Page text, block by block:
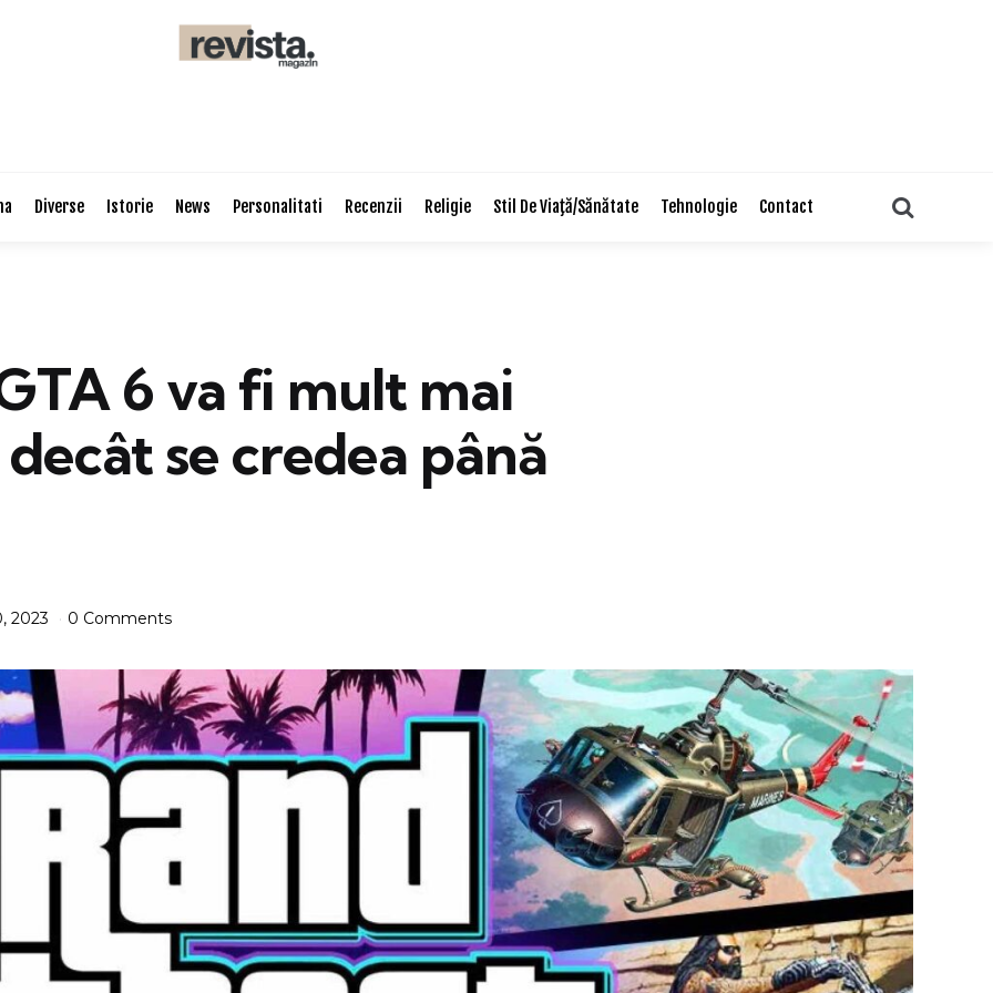
Diverse Istorie News Personalitati Recenzii Religie Stil De Viaţă/Sănătate Tehnologie Contact
6 va fi mult mai
se credea până
2023
0 Comments